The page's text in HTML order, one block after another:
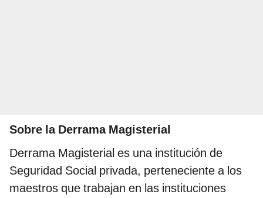
Sobre la Derrama Magisterial
Derrama Magisterial es una institución de
Seguridad Social privada, perteneciente a los
maestros que trabajan en las instituciones